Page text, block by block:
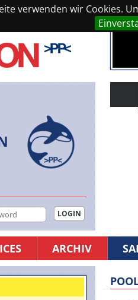
verwenden wir Cookies.
ARCHIV